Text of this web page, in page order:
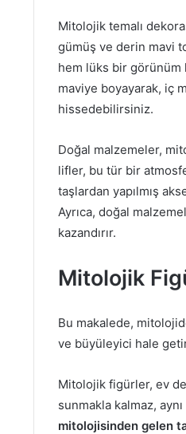
Mitolojik temalı
gümüş ve derin mavi
hem lüks bir görünüm
maviye boyayarak, iç
hissedebilirsiniz.
Doğal malzemeler,
lifler, bu tür bir
taşlardan yapılmış
Ayrıca, doğal
kazandırır.
Mitolojik
Bu makalede,
ve büyüleyici hale
Mitolojik figürler, ev
sunmakla kalmaz,
mitolojisinden gelen